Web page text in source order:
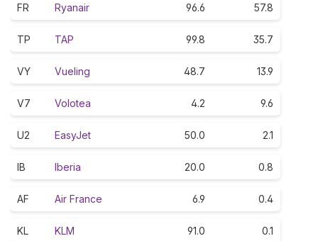
FR Ryanair 96.6 57.8
TP TAP 99.8 35.7
VY Vueling 48.7 13.9
V7 Volotea 4.2 9.6
U2 EasyJet 50.0 2.1
IB Iberia 20.0 0.8
AF Air France 6.9 0.4
KL KLM 91.0 0.1